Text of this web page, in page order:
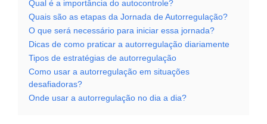
Qual é a importância do autocontrole?
Quais são as etapas da Jornada de Autorregulação?
O que será necessário para iniciar essa jornada?
Dicas de como praticar a autorregulação diariamente
Tipos de estratégias de autorregulação
Como usar a autorregulação em situações
desafiadoras?
Onde usar a autorregulação no dia a dia?